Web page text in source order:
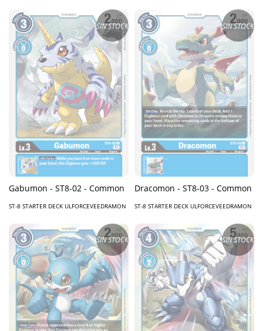
SIN STOCK
Gabumon - ST8-02 - Common
ST-8 STARTER DECK ULFORCEVEEDRAMON
SIN STOCK
Dracomon - ST8-03 - Common
ST-8 STARTER DECK ULFORCEVEEDRAMON
SIN STOCK SIN STOCK